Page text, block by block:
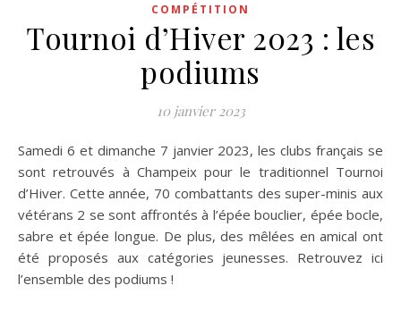
COMPÉTITION
Tournoi d’Hiver 2023 : les
podiums
10 janvier 2023
Samedi 6 et dimanche 7 janvier 2023, les clubs français se
sont retrouvés à Champeix pour le traditionnel Tournoi
d’Hiver. Cette année, 70 combattants des super-minis aux
vétérans 2 se sont affrontés à l’épée bouclier, épée bocle,
sabre et épée longue. De plus, des mêlées en amical ont
été proposés aux catégories jeunesses. Retrouvez ici
l’ensemble des podiums !